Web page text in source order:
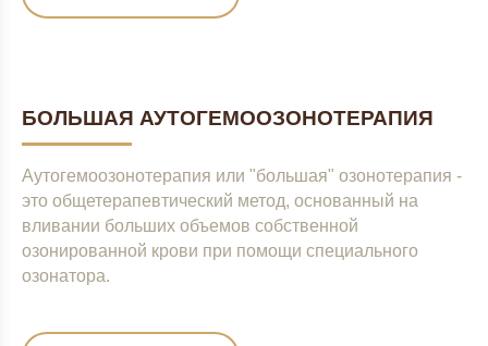
БОЛЬШАЯ АУТОГЕМООЗОНОТЕРАПИЯ
Аутогемоозонотерапия или "большая" озонотерапия -
это общетерапевтический метод, основанный на
вливании больших объемов собственной
озонированной крови при помощи специального
озонатора.